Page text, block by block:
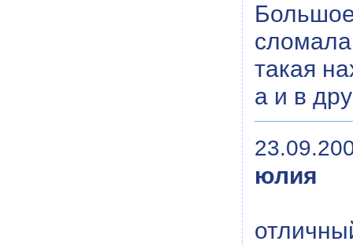
сломала
такая
а и в
юлия